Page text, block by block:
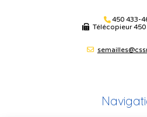
450 433-
Télécopieur